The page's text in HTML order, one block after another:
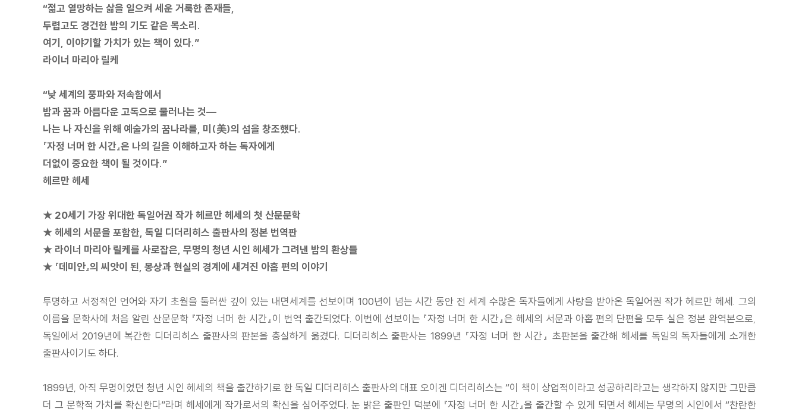
“젊고 열망하는 삶을 일으켜 세운 거룩한 존재들,
두렵고도 경건한 밤의 기도 같은 목소리.
여기, 이야기할 가치가 있는 책이 있다.”
라이너 마리아 릴케
“낮 세계의 풍파와 저속함에서
밤과 꿈과 아름다운 고독으로 물러나는 것―
나는 나 자신을 위해 예술가의 꿈나라를, 미(美)의 섬을 창조했다.
『자정 너머 한 시간』은 나의 길을 이해하고자 하는 독자에게
더없이 중요한 책이 될 것이다.”
헤르만 헤세
★ 20세기 가장 위대한 독일어권 작가 헤르만 헤세의 첫 산문문학
★ 헤세의 서문을 포함한, 독일 디더리히스 출판사의 정본 번역판
★ 라이너 마리아 릴케를 사로잡은, 무명의 청년 시인 헤세가 그려낸 밤의 환상들
★ 『데미안』의 씨앗이 된, 몽상과 현실의 경계에 새겨진 아홉 편의 이야기
투명하고 서정적인 언어와 자기 초월을 둘러싼 깊이 있는 내면세계를 선보이며 100년이 넘는 시간 동안 전 세계 수많은 독자들에게 사랑을 받아온 독일어권 작가 헤르만 헤세. 그의
이름을 문학사에 처음 알린 산문문학 『자정 너머 한 시간』이 번역 출간되었다. 이번에 선보이는 『자정 너머 한 시간』은 헤세의 서문과 아홉 편의 단편을 모두 실은 정본 완역본으로,
독일에서 2019년에 복간한 디더리히스 출판사의 판본을 충실하게 옮겼다. 디더리히스 출판사는 1899년 『자정 너머 한 시간』 초판본을 출간해 헤세를 독일의 독자들에게 소개한
출판사이기도 하다.
1899년, 아직 무명이었던 청년 시인 헤세의 책을 출간하기로 한 독일 디더리히스 출판사의 대표 오이겐 디더리히스는 “이 책이 상업적이라고 성공하리라고는 생각하지 않지만 그만큼
더 그 문학적 가치를 확신한다”라며 헤세에게 작가로서의 확신을 심어주었다. 눈 밝은 출판인 덕분에 『자정 너머 한 시간』을 출간할 수 있게 되면서 헤세는 무명의 시인에서 “찬란한